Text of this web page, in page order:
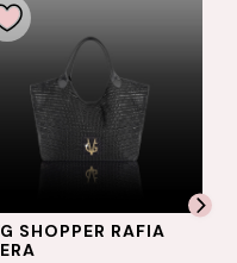
VG STARRY SKY -